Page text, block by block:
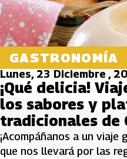
GASTRONOMÍA
Lunes, 23 Diciembre ,
¡Qué delicia!
los sabores y
tradicionales de
¡Acompáñanos a un
que nos llevará por las